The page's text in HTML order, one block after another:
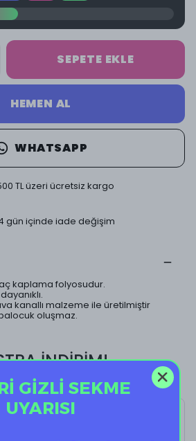
SEPETE EKLE
HEMEN AL
WHATSAPP
TL üzeri ücretsiz kargo
gün içinde iade değişim
kaplama folyosudur.
kanallı malzeme ile üretilmiştir
oluşmaz.
İNDİRİM!
GİZLİ SEKME
UYARISI